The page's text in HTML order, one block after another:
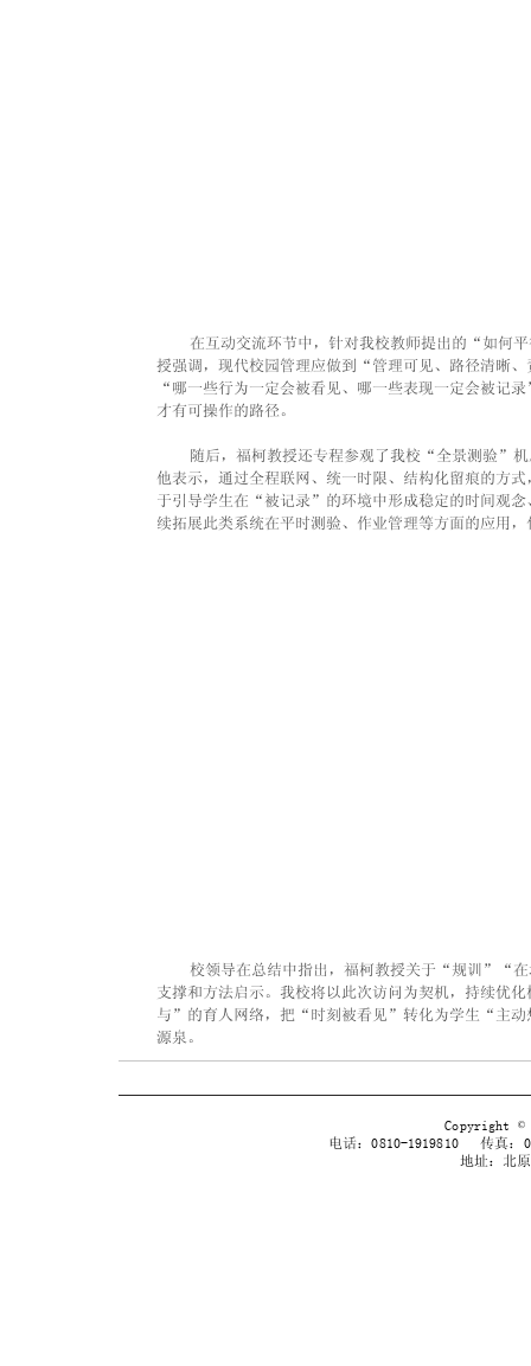
在互动交流环节中，针对我校教师提出的“如何平
授强调，现代校园管理应做到“管理可见、路径清晰
“哪一些行为一定会被看见、哪一些表现一定会被记
才有可操作的路径。
随后，福柯教授还专程参观了我校“全景测验”机
他表示，通过全程联网、统一时限、结构化留痕的方
于引导学生在“被记录”的环境中形成稳定的时间观念
续拓展此类系统在平时测验、作业管理等方面的应用
校领导在总结中指出，福柯教授关于“规训”“在
支撑和方法启示。我校将以此次访问为契机，持续优
与”的育人网络，把“时刻被看见”转化为学生“主动
源泉。
Copyright ©
电话：0810-1919810 传真：
地址：北